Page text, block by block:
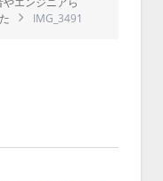
IMG_3491